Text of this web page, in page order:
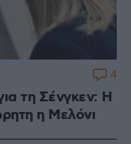
τη Σένγκεν: Η
η Μελόνι
4